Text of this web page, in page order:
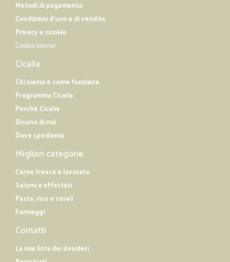
Metodi di pagamento
Condizioni d'uso e di vendita
Privacy e cookie
Cookie banner
Cicalia
Chi siamo e come funziona
Programma Cicalia
Perché Cicalia
Dicono di noi
Dove spediamo
Migliori categorie
Carne fresca e lavorata
Salumi e affettati
Pasta, riso e cerali
Formaggi
Contatti
La mia lista dei desideri